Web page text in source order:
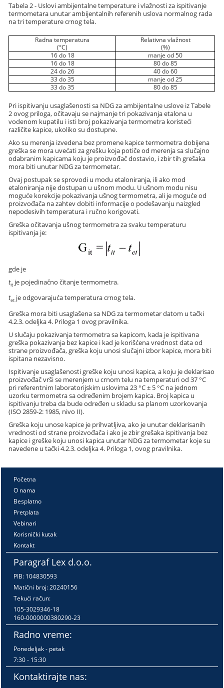
Tabela 2 - Uslovi ambijentalne temperature i vlažnosti za ispitivanje
termometara unutar ambijentalnih referenih uslova normalnog rada
na tri temperature crnog tela.
Radna temperatura
(°C)
Relativna vlažnost
(%)
16 do 18
manje od 50
16 do 18
80 do 85
24 do 26
40 do 60
33 do 35
manje od 25
33 do 35
80 do 85
Pri ispitivanju usaglašenosti sa NDG za ambijentalne uslove iz Tabele
2 ovog priloga, očitavaju se najmanje tri pokazivanja etalona u
vodenom kupatilu i isti broj pokazivanja termometra koristeći
različite kapice, ukoliko su dostupne.
Ako su merenja izvedena bez promene kapice termometra dobijena
greška se mora uvećati za grešku koja potiče od merenja sa slučajno
odabranim kapicama koju je proizvođač dostavio, i zbir tih grešaka
mora biti unutar NDG za termometar.
Ovaj postupak se sprovodi u modu etaloniranja, ili ako mod
etaloniranja nije dostupan u ušnom modu. U ušnom modu nisu
moguće korekcije pokazivanja ušnog termometra, ali je moguće od
proizvođača na zahtev dobiti informacije o podešavanju naizgled
nepodesivih temperatura i ručno korigovati.
Greška očitavanja ušnog termometra za svaku temperaturu
ispitivanja je:
gde je
tit je pojedinačno čitanje termometra.
tet je odgovarajuća temperatura crnog tela.
Greška mora biti usaglašena sa NDG za termometar datom u tački
4.2.3. odeljka 4. Priloga 1 ovog pravilnika.
U slučaju pokazivanja termometra sa kapicom, kada je ispitivana
greška pokazivanja bez kapice i kad je korišćena vrednost data od
strane proizvođača, greška koju unosi slučajni izbor kapice, mora biti
ispitana nezavisno.
Ispitivanje usaglašenosti greške koju unosi kapica, a koju je deklarisao
proizvođač vrši se merenjem u crnom telu na temperaturi od 37 °C
pri referentnim laboratorijskim uslovima 23 °C ± 5 °C na jednom
uzorku termometra sa određenim brojem kapica. Broj kapica u
ispitivanju treba da bude određen u skladu sa planom uzorkovanja
(ISO 2859-2: 1985, nivo II).
Greška koju unose kapice je prihvatljiva, ako je unutar deklarisanih
vrednosti od strane proizvođača i ako je zbir grešaka ispitivanja bez
kapice i greške koju unosi kapica unutar NDG za termometar koje su
navedene u tački 4.2.3. odeljka 4. Priloga 1, ovog pravilnika.
Početna
O nama
Besplatno
Pretplata
Vebinari
Korisnički kutak
Kontakt
Paragraf Lex d.o.o.
PIB: 104830593
Matični broj: 20240156
Tekući račun:
105-3029346-18
160-0000000380290-23
Radno vreme:
Ponedeljak - petak
7:30 - 15:30
Kontaktirajte nas: